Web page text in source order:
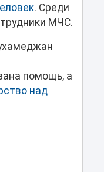
. Среди
МЧС.
помощь, а
над